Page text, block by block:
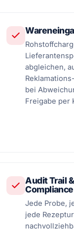
abgleichen,
bei
Freigabe per
Audit Trail &
Compliance
Jede Probe,
jede